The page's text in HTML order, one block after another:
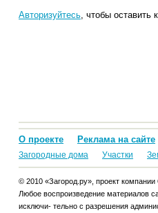
Авторизуйтесь, чтобы оставить
О проекте Реклама на сайте
Загородные дома Участки
© 2010 «Загород.ру», проект
Любое воспроизведение материалов
исключи- тельно с разрешения